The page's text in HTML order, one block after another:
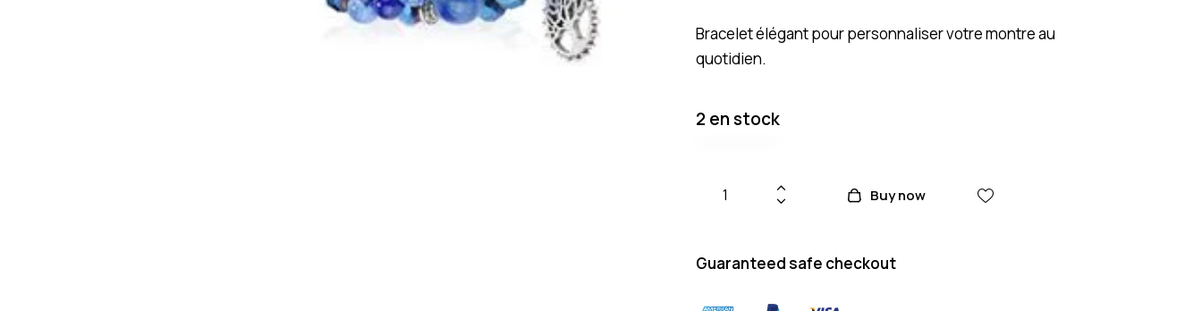
Bracelet élégant pour personnaliser votre montre au
quotidien.
2 en stock
Buy now
Guaranteed safe checkout